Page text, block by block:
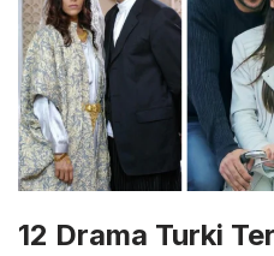
12 Drama Turki